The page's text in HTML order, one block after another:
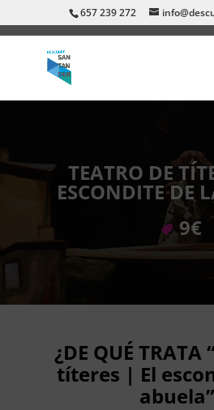
657 239 272
TEATRO DE
ESCONDITE DE
9€
¿DE QUÉ
títeres | El